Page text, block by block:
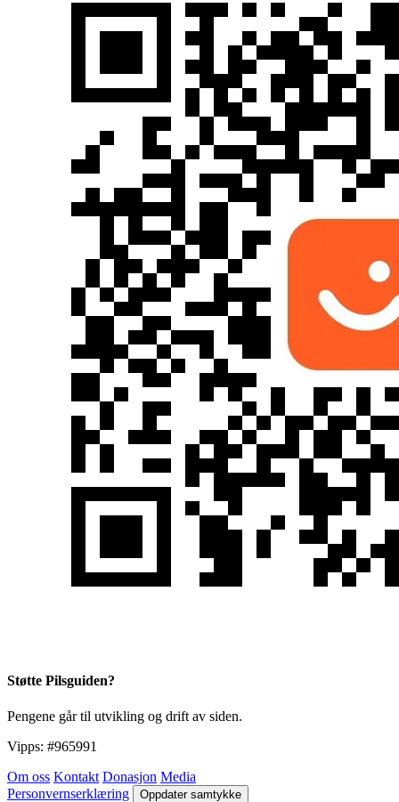
Støtte Pilsguiden?
Pengene går til utvikling og drift av siden.
Vipps: #965991
Om oss Kontakt Donasjon Media
Personvernserklæring
Oppdater samtykke